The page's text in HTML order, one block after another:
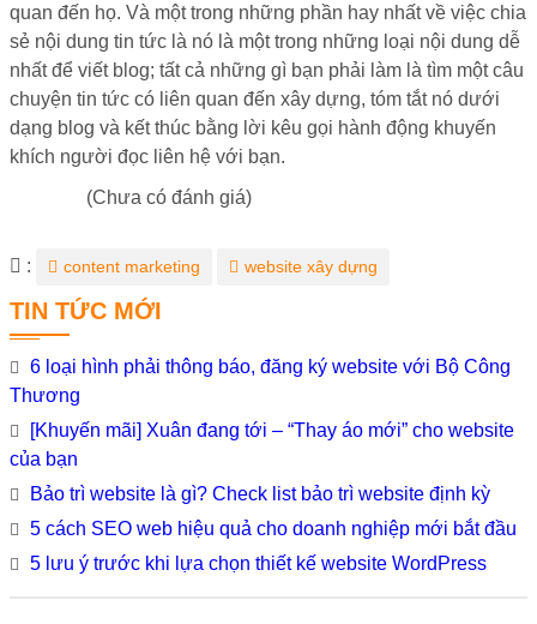
TIN TỨC MỚI
6 loại hình phải thông báo, đăng ký website với Bộ Công
Thương
[Khuyến mãi] Xuân đang tới – “Thay áo mới” cho website
của bạn
Bảo trì website là gì? Check list bảo trì website định kỳ
5 cách SEO web hiệu quả cho doanh nghiệp mới bắt đầu
5 lưu ý trước khi lựa chọn thiết kế website WordPress
quan đến họ. Và một trong những phần hay nhất về việc chia
sẻ nội dung tin tức là nó là một trong những loại nội dung dễ
nhất để viết blog; tất cả những gì bạn phải làm là tìm một câu
chuyện tin tức có liên quan đến xây dựng, tóm tắt nó dưới
dạng blog và kết thúc bằng lời kêu gọi hành động khuyến
khích người đọc liên hệ với bạn.
(Chưa có đánh giá)
Từ
: content marketing website xây dựng